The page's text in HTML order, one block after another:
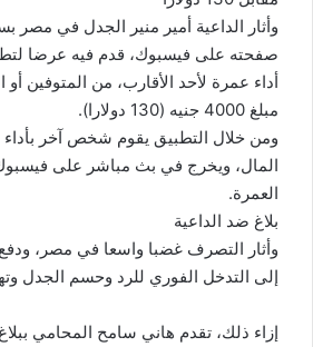
وأثار الداعية أمير منير الجدل في مصر
صفحته على فيسبوك، قدم فيه عرضا
أداء عمرة لأحد الأقارب، من المتوفين أو
مبلغ 4000 جنيه (130 دولارا).
ومن خلال التطبيق يقوم شخص آخر بأداء
المال، ويخرج في بث مباشر على
العمرة.
بلاغ ضد الداعية
وأثار التصرف غضبا واسعا في مصر، ودفع
إلى التدخل الفوري للرد وحسم الجدل
إزاء ذلك، تقدم هاني سامح المحامي